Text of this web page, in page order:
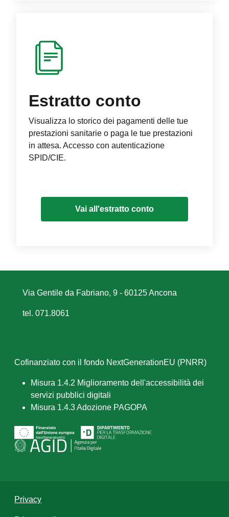
Estratto conto
Visualizza lo storico dei pagamenti delle tue
prestazioni sanitarie o paga le tue prestazioni
in attesa. Accesso con autenticazione
SPID/CIE.
Vai all'estratto conto
Via Gentile da Fabriano, 9 - 60125 Ancona
tel. 071.8061
Cofinanziato con il fondo NextGenerationEU (PNRR)
Misura 1.4.2 Miglioramento dell'accessibilità dei
servizi pubblici digitali
Misura 1.4.3 Adozione PAGOPA
Privacy